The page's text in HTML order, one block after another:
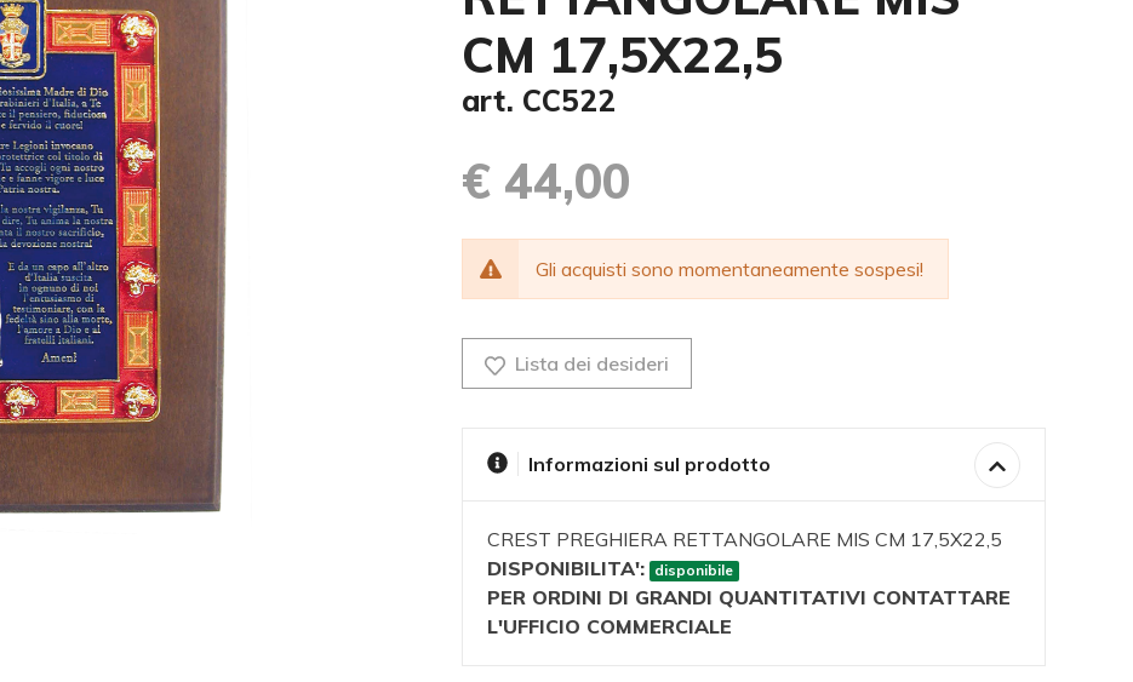
CM 17,5X22,5
art. CC522
€ 44,00
Gli acquisti sono momentaneamente sospesi!
Lista dei desideri
Informazioni sul prodotto
CREST PREGHIERA RETTANGOLARE MIS CM 17,5X22,5
DISPONIBILITA':
disponibile
PER ORDINI DI GRANDI QUANTITATIVI CONTATTARE
L'UFFICIO COMMERCIALE